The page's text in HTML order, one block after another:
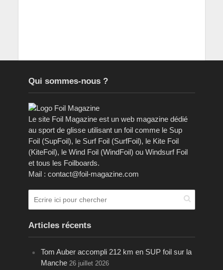
Qui sommes-nous ?
Le site Foil Magazine est un web magazine dédié
au sport de glisse utilisant un foil comme le Sup
Foil (SupFoil), le Surf Foil (SurfFoil), le Kite Foil
(KiteFoil), le Wind Foil (WindFoil) ou Windsurf Foil
et tous les Foilboards.
Mail : contact@foil-magazine.com
Articles récents
Tom Auber accompli 212 km en SUP foil sur la
Manche 26 juillet 2026